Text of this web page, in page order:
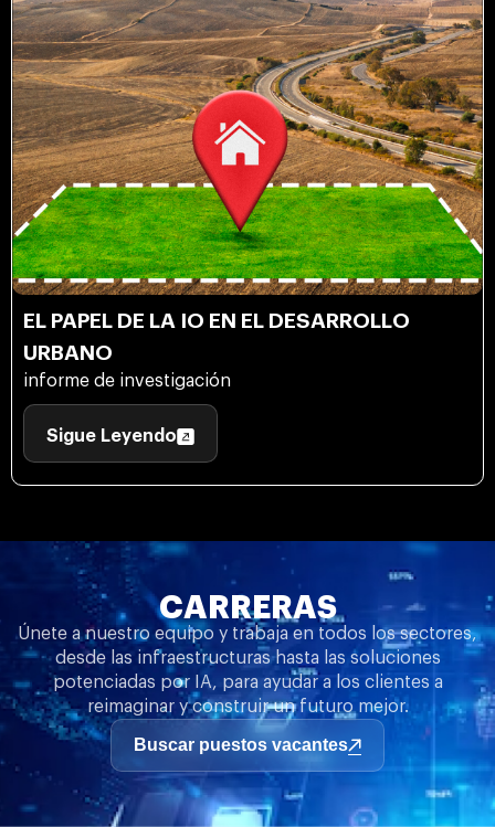
EL PAPEL DE LA IO EN EL DESARROLLO
URBANO
informe de investigación
Sigue Leyendo
CARRERAS
Únete a nuestro equipo y trabaja en todos los sectores,
desde las infraestructuras hasta las soluciones
potenciadas por IA, para ayudar a los clientes a
reimaginar y construir un futuro mejor.
Buscar puestos vacantes